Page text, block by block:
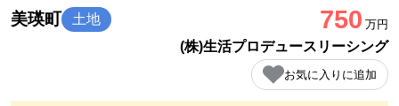
美瑛町 土地 750 万円
(株)生活プロデュースリーシング
お気に入りに追加